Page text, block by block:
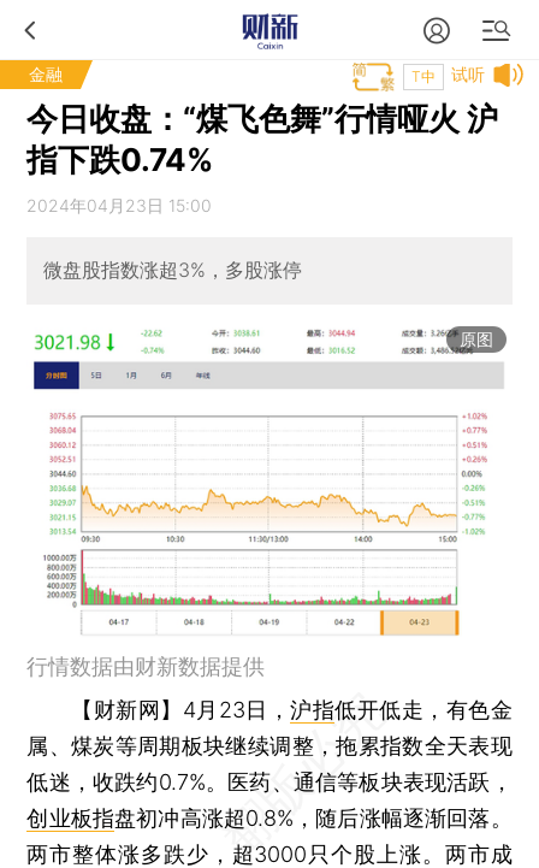
金融 试听
T中
今日收盘：“煤飞色舞”行情哑火 沪
指下跌0.74%
2024年04月23日 15:00
微盘股指数涨超3%，多股涨停
原图
行情数据由财新数据提供
【财新网】 4月23日，沪指低开低走，有色金
属、煤炭等周期板块继续调整，拖累指数全天表现
低迷，收跌约0.7%。医药、通信等板块表现活跃，
创业板指盘初冲高涨超0.8%，随后涨幅逐渐回落。
两市整体涨多跌少，超3000只个股上涨。两市成